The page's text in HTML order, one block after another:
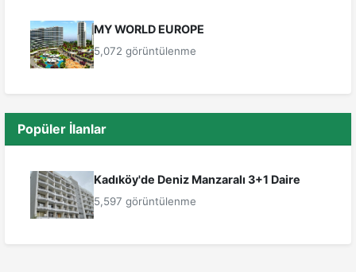
MY WORLD EUROPE
5,072 görüntülenme
Popüler İlanlar
Kadıköy'de Deniz Manzaralı 3+1 Daire
5,597 görüntülenme